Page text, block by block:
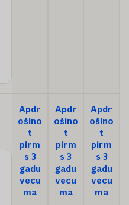
Apdr
ošino
t
pirm
s 3
gadu
vecu
ma
Apdr
ošino
t
pirm
s 3
gadu
vecu
ma
Apdr
ošino
t
pirm
s 3
gadu
vecu
ma